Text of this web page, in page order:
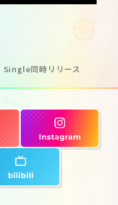
同時リリース